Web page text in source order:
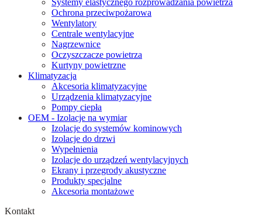
Systemy elastycznego rozprowadzania powietrza
Ochrona przeciwpożarowa
Wentylatory
Centrale wentylacyjne
Nagrzewnice
Oczyszczacze powietrza
Kurtyny powietrzne
Klimatyzacja
Akcesoria klimatyzacyjne
Urządzenia klimatyzacyjne
Pompy ciepła
OEM - Izolacje na wymiar
Izolacje do systemów kominowych
Izolacje do drzwi
Wypełnienia
Izolacje do urządzeń wentylacyjnych
Ekrany i przegrody akustyczne
Produkty specjalne
Akcesoria montażowe
Kontakt